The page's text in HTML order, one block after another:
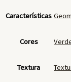
Características
Cores
Textura